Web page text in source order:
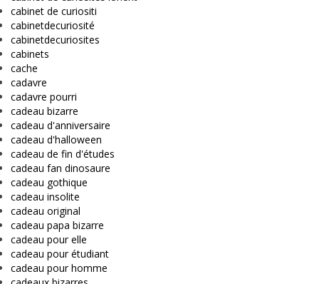
cabinet de curiositi
cabinetdecuriosité
cabinetdecuriosites
cabinets
cache
cadavre
cadavre pourri
cadeau bizarre
cadeau d'anniversaire
cadeau d'halloween
cadeau de fin d'études
cadeau fan dinosaure
cadeau gothique
cadeau insolite
cadeau original
cadeau papa bizarre
cadeau pour elle
cadeau pour étudiant
cadeau pour homme